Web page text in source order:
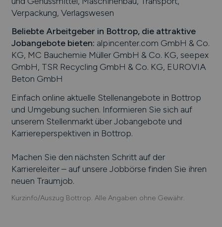
Verpackung, Verlagswesen
Beliebte Arbeitgeber in Bottrop, die attraktive
Jobangebote bieten: alpincenter.com GmbH & Co.
KG, MC Bauchemie Müller GmbH & Co. KG, seepex
GmbH, TSR Recycling GmbH & Co. KG, EUROVIA
Beton GmbH
Einfach online aktuelle Stellenangebote in Bottrop
und Umgebung suchen. Informieren Sie sich auf
unserem Stellenmarkt über Jobangebote und
Karriereperspektiven in Bottrop.
Machen Sie den nächsten Schritt auf der
Karriereleiter – auf unsere Jobbörse finden Sie ihren
neuen Traumjob.
Kurzinfo/Auszug Bottrop. Alle Angaben ohne Gewähr.